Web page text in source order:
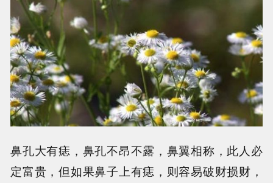
鼻孔大有痣，鼻孔不昂不露，鼻翼相称，此人必
定富贵，但如果鼻子上有痣，则容易破财损财，